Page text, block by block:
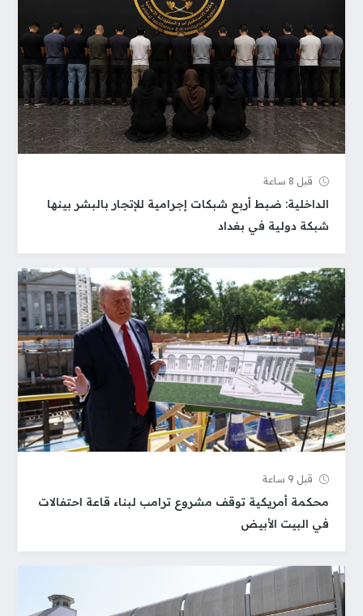
قبل 8 ساعة
الداخلية: ضبط أربع شبكات إجرامية للإتجار بالبشر بينها
شبكة دولية في بغداد
قبل 9 ساعة
محكمة أمريكية توقف مشروع ترامب لبناء قاعة احتفالات
في البيت الأبيض